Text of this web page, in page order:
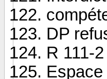
DP
R 111-2